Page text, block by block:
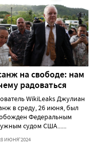
на свободе: нам
радоваться
WikiLeaks Джулиан
в среду, 26 июня, был
Федеральным
судом США......
ИЮНЯ'2024